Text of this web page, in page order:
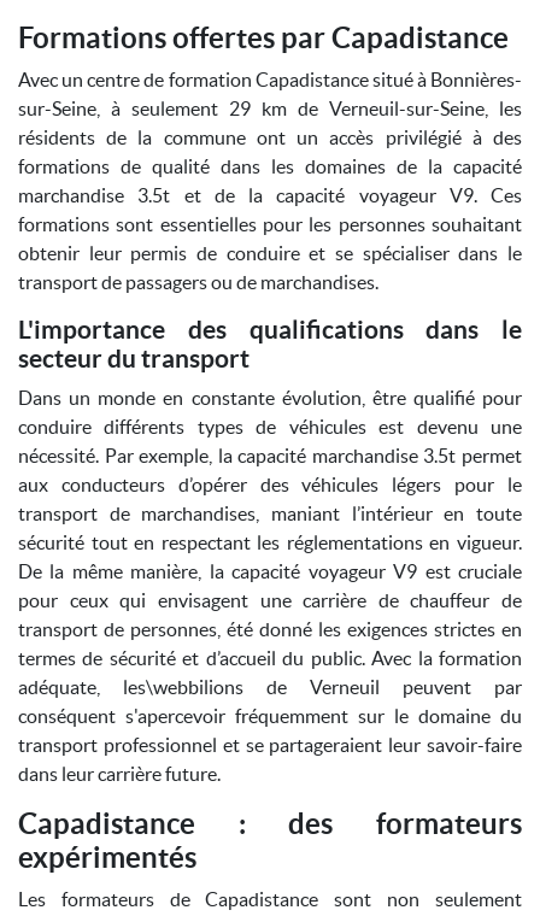
Formations offertes par Capadistance
Avec un centre de formation Capadistance situé à Bonnières-
sur-Seine, à seulement 29 km de Verneuil-sur-Seine, les
résidents de la commune ont un accès privilégié à des
formations de qualité dans les domaines de la capacité
marchandise 3.5t et de la capacité voyageur V9. Ces
formations sont essentielles pour les personnes souhaitant
obtenir leur permis de conduire et se spécialiser dans le
transport de passagers ou de marchandises.
L'importance des qualifications dans le
secteur du transport
Dans un monde en constante évolution, être qualifié pour
conduire différents types de véhicules est devenu une
nécessité. Par exemple, la capacité marchandise 3.5t permet
aux conducteurs d’opérer des véhicules légers pour le
transport de marchandises, maniant l’intérieur en toute
sécurité tout en respectant les réglementations en vigueur.
De la même manière, la capacité voyageur V9 est cruciale
pour ceux qui envisagent une carrière de chauffeur de
transport de personnes, été donné les exigences strictes en
termes de sécurité et d’accueil du public. Avec la formation
adéquate, les\webbilions de Verneuil peuvent par
conséquent s'apercevoir fréquemment sur le domaine du
transport professionnel et se partageraient leur savoir-faire
dans leur carrière future.
Capadistance : des formateurs
expérimentés
Les formateurs de Capadistance sont non seulement